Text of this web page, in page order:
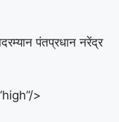
पंतप्रधान नरेंद्र
>